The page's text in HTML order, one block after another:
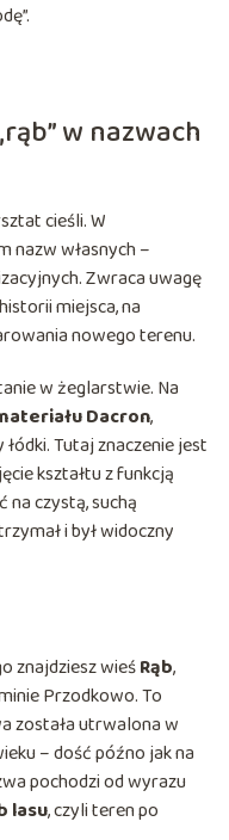
w nazwach
cieśli. W
nazw własnych –
Zwraca uwagę
miejsca, na
nowego terenu.
w żeglarstwie. Na
Dacron,
Tutaj znaczenie jest
kształtu z funkcją
czystą, suchą
i był widoczny
znajdziesz wieśRąb,
Przodkowo. To
została utrwalona w
– dość późno jak na
pochodzi od wyrazu
lasu, czyli teren po